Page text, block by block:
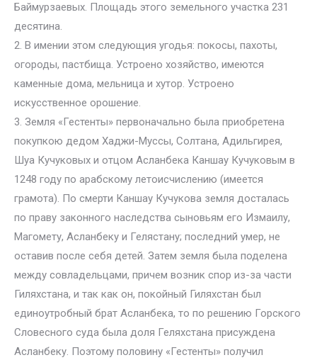
Баймурзаевых. Площадь этого земельного участка 231
десятина.
2. В имении этом следующия угодья: покосы, пахоты,
огороды, пастбища. Устроено хозяйство, имеются
каменные дома, мельница и хутор. Устроено
искусственное орошение.
3. Земля «Гестенты» первоначально была приобретена
покупкою дедом Хаджи-Муссы, Солтана, Адильгирея,
Шуа Кучуковых и отцом Асланбека Каншау Кучуковым в
1248 году по арабскому летоисчислению (имеется
грамота). По смерти Каншау Кучукова земля досталась
по праву законного наследства сыновьям его Измаилу,
Магомету, Асланбеку и Гелястану; последний умер, не
оставив после себя детей. Затем земля была поделена
между совладельцами, причем возник спор из-за части
Гиляхстана, и так как он, покойный Гиляхстан был
единоутробный брат Асланбека, то по решению Горского
Словесного суда была доля Геляхстана присуждена
Асланбеку. Поэтому половину «Гестенты» получил